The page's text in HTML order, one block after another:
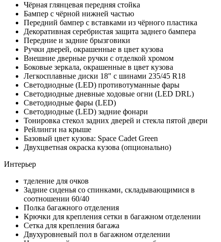
Чёрная глянцевая передняя стойка
Бампер с чёрной нижней частью
Передний бампер с вставками из чёрного пластика
Декоративная серебристая защита заднего бампера
Передние и задние брызговики
Ручки дверей, окрашенные в цвет кузова
Внешние дверные ручки с отделкой хромом
Боковые зеркала, окрашенные в цвет кузова
Легкосплавные диски 18" с шинами 235/45 R18
Светодиодные (LED) противотуманные фары
Светодиодные дневные ходовые огни (LED DRL)
Светодиодные фары (LED)
Светодиодные (LED) задние фонари
Тонировка стекол задних дверей и стекла пятой двери
Рейлинги на крыше
Базовый цвет кузова: Space Cadet Green
Двухцветная окраска кузова (опционально)
Интерьер
тделение для очков
Задние сиденья со спинками, складывающимися в
соотношении 60/40
Полка багажного отделения
Крючки для крепления сетки в багажном отделении
Сетка для крепления багажа
Двухуровневый пол в багажном отделении